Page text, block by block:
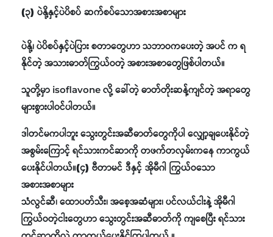
(၃) ပဲနို့နှင့်ပဲပိစပ် ဆက်စပ်သောအစားအစာများ
ပဲနို့၊ ပဲပိစပ်နှင့်ပဲပြား စတာတွေဟာ သဘာဝကပေးတဲ့ အပင် က ရ
နိုင်တဲ့ အသားဓာတ်ကြွယ်ဝတဲ့ အစားအစာတွေဖြစ်ပါတယ်။
သူတို့မှာ isoflavone လို့ ခေါ်တဲ့ ဓာတ်တိုးဆန့်ကျင်တဲ့ အရာတွေ
များစွားပါဝင်ပါတယ်။
ဒါတင်မကပါဘူး သွေးတွင်းအဆီဓာတ်တွေကိုပါ လျှော့ချပေးနိုင်တဲ့
အစွမ်းကြောင့် ရင်သားကင်ဆာကို တဖက်တလှမ်းကနေ ကာကွယ်
ပေးနိုင်ပါတယ်။(၄) ဗီတာမင် ဒီနှင့် အိုမီဂါ ကြွယ်ဝသော
အစားအစာများ
သံလွင်ဆီ၊ ထောပတ်သီး၊ အစေ့အဆံများ၊ ပင်လယ်ငါးနဲ့ အိုမီဂါ
ကြွယ်ဝတဲ့ငါးတွေဟာ သွေးတွင်းအဆီဓာတ်ကို ကျစေပြီး ရင်သား